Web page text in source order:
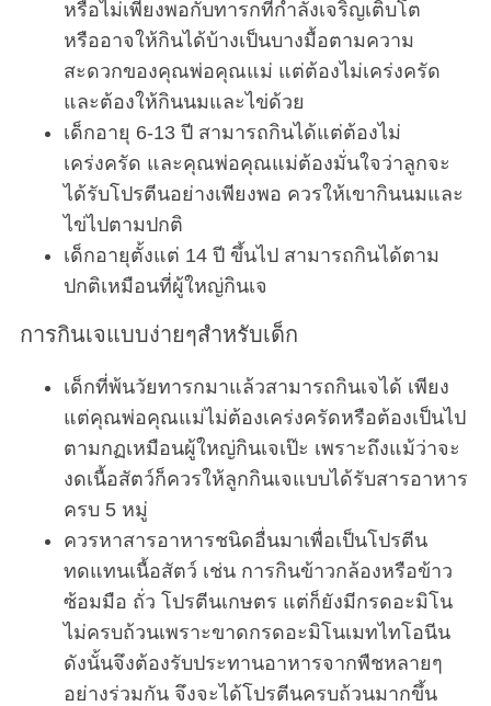
หรือไม่เพียงพอกับทารกที่กำลังเจริญเติบโต
หรืออาจให้กินได้บ้างเป็นบางมื้อตามความ
สะดวกของคุณพ่อคุณแม่ แต่ต้องไม่เคร่งครัด
และต้องให้กินนมและไข่ด้วย
เด็กอายุ 6-13 ปี สามารถกินได้แต่ต้องไม่
เคร่งครัด และคุณพ่อคุณแม่ต้องมั่นใจว่าลูกจะ
ได้รับโปรตีนอย่างเพียงพอ ควรให้เขากินนมและ
ไข่ไปตามปกติ
เด็กอายุตั้งแต่ 14 ปี ขึ้นไป สามารถกินได้ตาม
ปกติเหมือนที่ผู้ใหญ่กินเจ
การกินเจแบบง่ายๆสำหรับเด็ก
เด็กที่พ้นวัยทารกมาแล้วสามารถกินเจได้ เพียง
แต่คุณพ่อคุณแม่ไม่ต้องเคร่งครัดหรือต้องเป็นไป
ตามกฏเหมือนผู้ใหญ่กินเจเป๊ะ เพราะถึงแม้ว่าจะ
งดเนื้อสัตว์ก็ควรให้ลูกกินเจแบบได้รับสารอาหาร
ครบ 5 หมู่
ควรหาสารอาหารชนิดอื่นมาเพื่อเป็นโปรตีน
ทดแทนเนื้อสัตว์ เช่น การกินข้าวกล้องหรือข้าว
ซ้อมมือ ถั่ว โปรตีนเกษตร แต่ก็ยังมีกรดอะมิโน
ไม่ครบถ้วนเพราะขาดกรดอะมิโนเมทไทโอนีน
ดังนั้นจึงต้องรับประทานอาหารจากพืชหลายๆ
อย่างร่วมกัน จึงจะได้โปรตีนครบถ้วนมากขึ้น